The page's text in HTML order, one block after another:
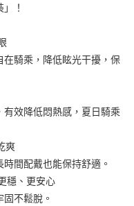
商業銀行
可立即使用無須另外申請。
會自動跳轉到大哥付的交易
繳款截止日，確認付款後即完
交易確認頁面所載為準。
審核未通過，訂單將自動取
的支付方式。 讓您購物簡單
值。
！
在騎乘，降低眩光干擾，保
效降低悶熱感，夏日騎乘
爽
間配戴也能保持舒適。
穩、更安心
不鬆脫。